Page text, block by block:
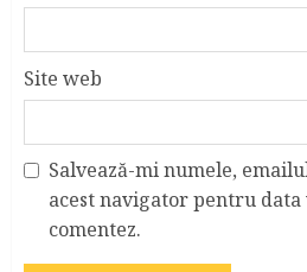
Site web
Salvează-mi numele,
acest navigator pentru data
comentez.